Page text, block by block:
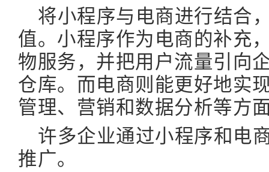
将小程序与电商进行结合
值。小程序作为电商的补充
物服务，并把用户流量引向
仓库。而电商则能更好地实
管理、营销和数据分析等方
许多企业通过小程序和电
推广。